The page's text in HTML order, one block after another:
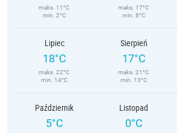
maks. 11°C
min. 2°C
maks. 17°C
min. 8°C
Lipiec
18°C
maks. 22°C
min. 14°C
Sierpień
17°C
maks. 21°C
min. 13°C
Październik
5°C
Listopad
0°C